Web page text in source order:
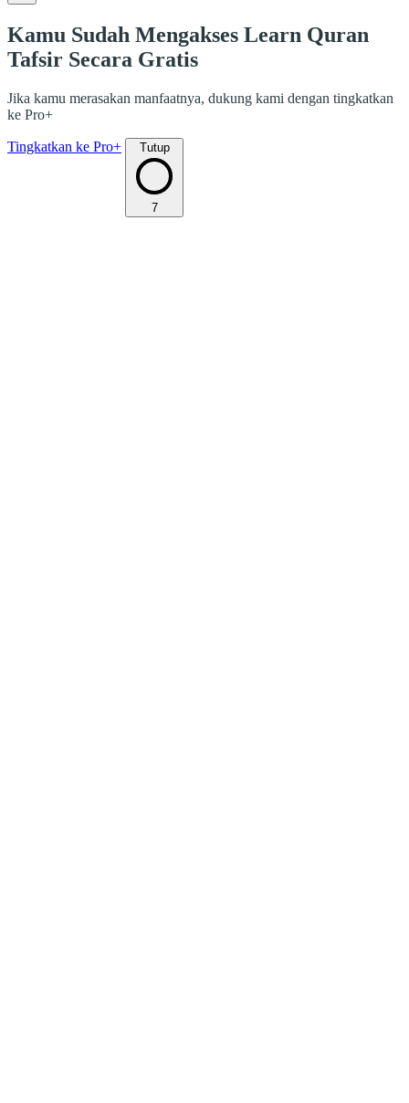
Kamu Sudah Mengakses Learn Quran
Tafsir Secara Gratis
Jika kamu merasakan manfaatnya, dukung kami dengan tingkatkan
ke Pro+
Tingkatkan ke Pro+ Tutup
7